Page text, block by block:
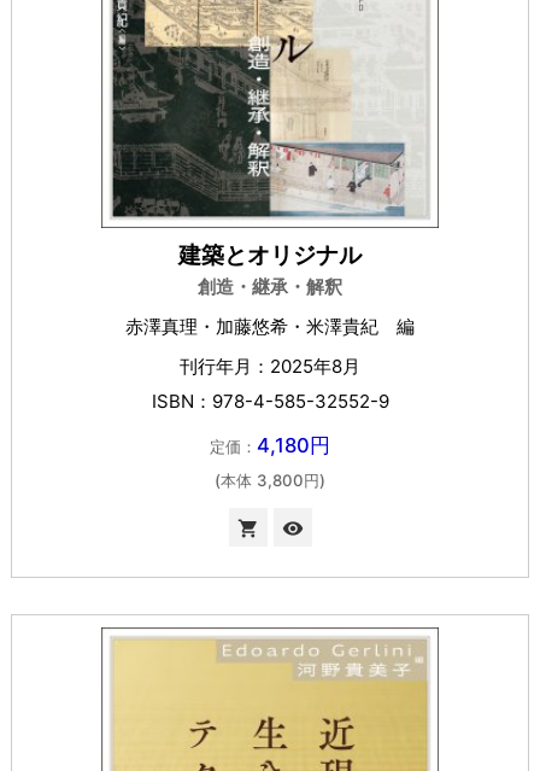
建築とオリジナル
創造・継承・解釈
赤澤真理・加藤悠希・米澤貴紀 編
刊行年月：2025年8月
ISBN：978-4-585-32552-9
定価： 4,180円
(本体 3,800円)
 visibility